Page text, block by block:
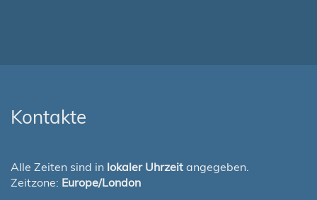
Kontakte
Alle Zeiten sind in lokaler Uhrzeit angegeben.
Zeitzone: Europe/London